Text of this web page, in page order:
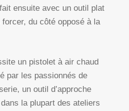
ensuite avec un outil plat
du côté opposé à la
un pistolet à air chaud
par les passionnés de
un outil d’approche
la plupart des ateliers